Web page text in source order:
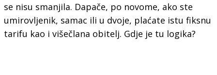
se nisu smanjila. Dapače, po novome, ako ste
umirovljenik, samac ili u dvoje, plaćate istu fiksnu
tarifu kao i višečlana obitelj. Gdje je tu logika?